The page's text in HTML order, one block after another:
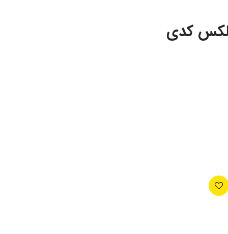
کدی